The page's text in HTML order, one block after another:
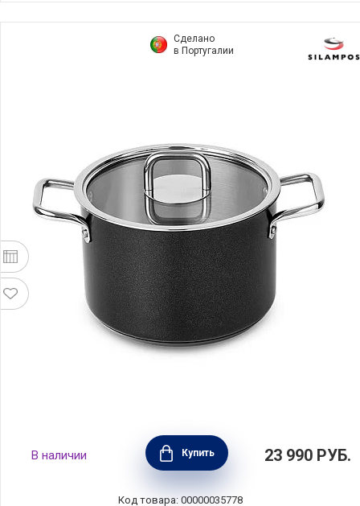
Сделано
в Португалии
Кастрюля COMFORT GLASS BLACK 6,7 л,
диаметр 24 см, нержавеющая сталь,
Silampos, Португалия, 63212JWR6624100
В наличии Купить 23 990 РУБ.
Код товара: 00000035778